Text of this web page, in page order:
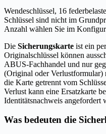
Wendeschlüssel, 16
Schlüssel sind nicht im
Anzahl wählen Sie im
Die Sicherungskarte ist ein
Originalschlüssel können
ABUS-Fachhandel und nur
(Original oder Verlustformular)
die Karte getrennt vom
Verlust kann eine Ersatzkarte
Identitätsnachweis angefordert
Was bedeuten die